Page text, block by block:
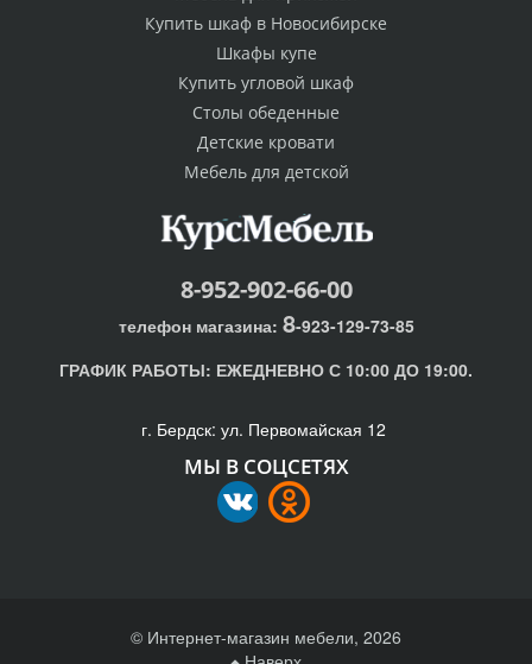
Купить шкаф в Новосибирске
Шкафы купе
Купить угловой шкаф
Столы обеденные
Детские кровати
Мебель для детской
8-952-902-66-00
телефон магазина: 8-923-129-73-85
ГРАФИК РАБОТЫ: ЕЖЕДНЕВНО С 10:00 ДО 19:00.
г. Бердск: ул. Первомайская 12
МЫ В СОЦСЕТЯХ
© Интернет-магазин мебели, 2026